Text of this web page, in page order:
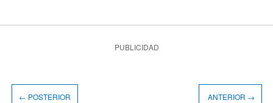
PUBLICIDAD
← POSTERIOR ANTERIOR →